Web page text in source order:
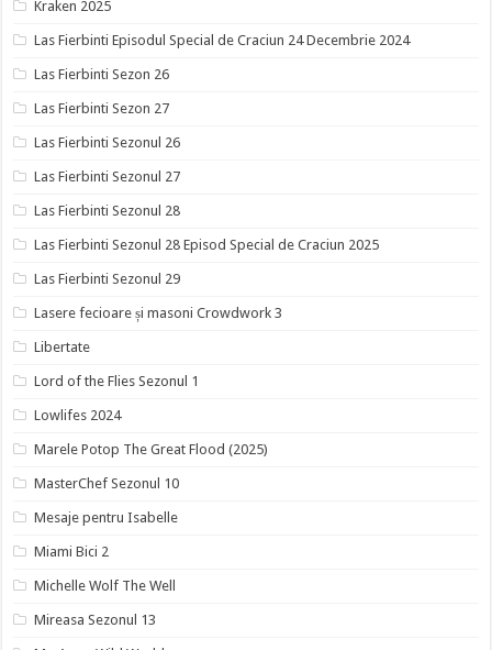
Kraken 2025
Las Fierbinti Episodul Special de Craciun 24 Decembrie 2024
Las Fierbinti Sezon 26
Las Fierbinti Sezon 27
Las Fierbinti Sezonul 26
Las Fierbinti Sezonul 27
Las Fierbinti Sezonul 28
Las Fierbinti Sezonul 28 Episod Special de Craciun 2025
Las Fierbinti Sezonul 29
Lasere fecioare și masoni Crowdwork 3
Libertate
Lord of the Flies Sezonul 1
Lowlifes 2024
Marele Potop The Great Flood (2025)
MasterChef Sezonul 10
Mesaje pentru Isabelle
Miami Bici 2
Michelle Wolf The Well
Mireasa Sezonul 13